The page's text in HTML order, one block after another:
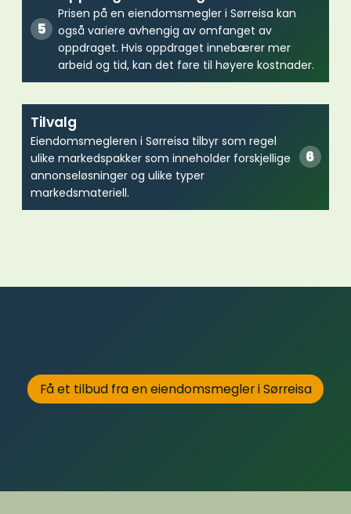
Prisen på en eiendomsmegler i Sørreisa kan
også variere avhengig av omfanget av
oppdraget. Hvis oppdraget innebærer mer
arbeid og tid, kan det føre til høyere kostnader.
Tilvalg
Eiendomsmegleren i Sørreisa tilbyr som regel
ulike markedspakker som inneholder forskjellige
annonseløsninger og ulike typer
markedsmateriell.
Få et tilbud fra en eiendomsmegler i Sørreisa